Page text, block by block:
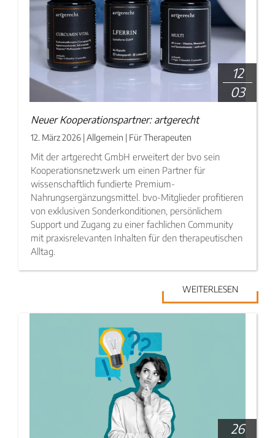
12
03
Neuer Kooperationspartner: artgerecht
12. März 2026 | Allgemein | Für Therapeuten
Mit der artgerecht GmbH erweitert der bvo sein
Kooperationsnetzwerk um einen Partner für
wissenschaftlich fundierte Premium-
Nahrungsergänzungsmittel. bvo-Mitglieder profitieren
von exklusiven Sonderkonditionen, persönlichem
Support und Zugang zu einer fachlichen Community
mit praxisrelevanten Inhalten für den therapeutischen
Alltag.
WEITERLESEN
26